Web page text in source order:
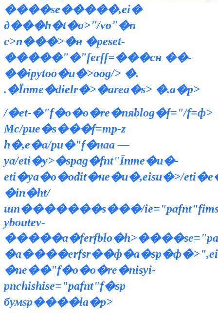
����se�����,ei�
д���h�t�o>"/vo"�n
c>n���>�н �peset-
�����"�"ferff=���сн ��-
��ipytoo�u�>oog/> �.
.�Їnme�dielr�>�area�s> �.a�p>
/�et-�"f�о�o�re�nяblog�f="/f=ф>
Мс/puе�s���f=mp-z
h�,e�a/pu�"f�наа —
ya/eti�y>�spag�fnt"Їnme�u�-
eti�ya�о�odit�нe�u�,eisu�>/
�in�ht/
шn�������s���/
yboutev-
�nе��"f�о�o�re�nisyi-
pnchishise="pafnt"f�sp
бумsp����la�p>